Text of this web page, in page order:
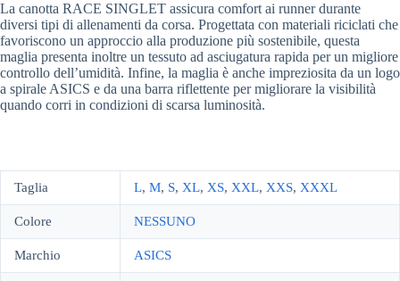
La canotta RACE SINGLET assicura comfort ai runner durante
diversi tipi di allenamenti da corsa. Progettata con materiali riciclati che
favoriscono un approccio alla produzione più sostenibile, questa
maglia presenta inoltre un tessuto ad asciugatura rapida per un migliore
controllo dell’umidità. Infine, la maglia è anche impreziosita da un logo
a spirale ASICS e da una barra riflettente per migliorare la visibilità
quando corri in condizioni di scarsa luminosità.
Taglia L, M, S, XL, XS, XXL, XXS, XXXL
Colore NESSUNO
Marchio ASICS